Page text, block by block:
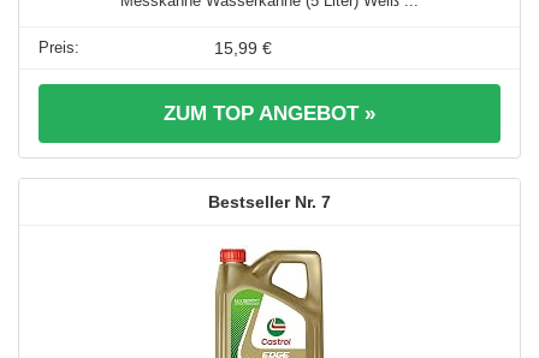
15,99 €
ZUM TOP ANGEBOT »
7